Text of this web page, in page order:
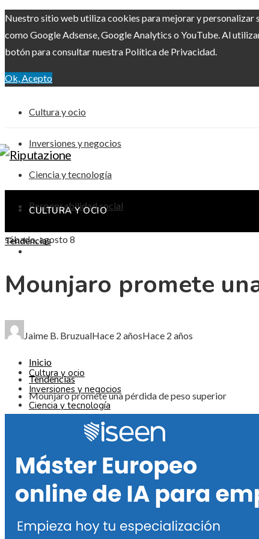
Nuestro sitio web utiliza cookies para mejorar y personalizar
como Google Adsense, Google Analytics o YouTube. Al
botón para consultar nuestra Política de Privacidad.
Ok, Acepto
Cultura y ocio
Inversiones y negocios
Ciencia y tecnología
Responsabilidad social
sábado, agosto 8
CULTURA Y OCIO
CIENCIA Y TECNOLOGÍA
RESPONSABILIDAD SOCIAL
Cultura y ocio
Inversiones y negocios
Ciencia y tecnología
Responsabilidad social
Tendencias
Mounjaro promete
Jaime B. BruzualHace 2 añosHace 2 años
Inicio
Tendencias
Mounjaro promete una pérdida de peso superior